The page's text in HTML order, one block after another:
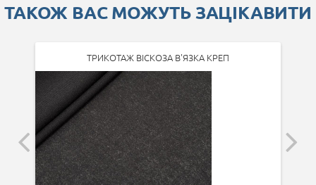
ТАКОЖ ВАС МОЖУТЬ ЗАЦІКАВИТИ
ТРИКОТАЖ ВІСКОЗА В'ЯЗКА КРЕП